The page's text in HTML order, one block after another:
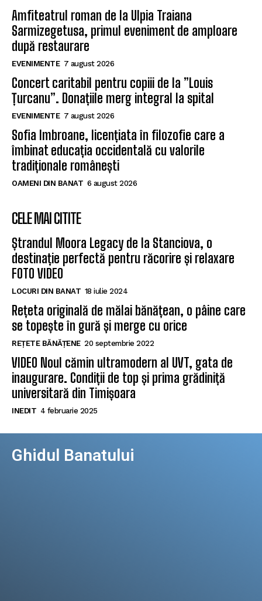
Amfiteatrul roman de la Ulpia Traiana
Sarmizegetusa, primul eveniment de amploare
după restaurare
EVENIMENTE 7 august 2026
Concert caritabil pentru copiii de la ”Louis
Țurcanu”. Donațiile merg integral la spital
EVENIMENTE 7 august 2026
Sofia Imbroane, licențiata în filozofie care a
îmbinat educația occidentală cu valorile
tradiționale românești
OAMENI DIN BANAT 6 august 2026
CELE MAI CITITE
Ștrandul Moora Legacy de la Stanciova, o
destinație perfectă pentru răcorire și relaxare
FOTO VIDEO
LOCURI DIN BANAT 18 iulie 2024
Rețeta originală de mălai bănățean, o pâine care
se topește în gură și merge cu orice
REȚETE BĂNĂȚENE 20 septembrie 2022
VIDEO Noul cămin ultramodern al UVT, gata de
inaugurare. Condiții de top și prima grădiniță
universitară din Timișoara
INEDIT 4 februarie 2025
Ghidul Banatului